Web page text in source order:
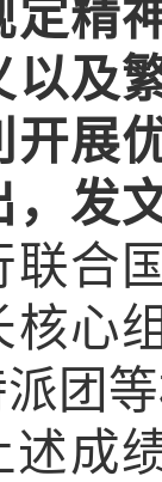
定精
以及
开展
，发
联合
核心
团
述成